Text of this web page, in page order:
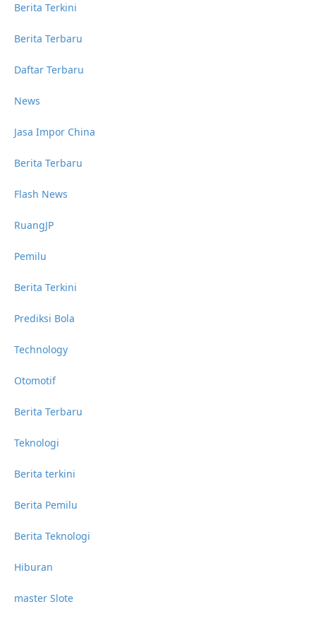
Berita Terkini
Berita Terbaru
Daftar Terbaru
News
Jasa Impor China
Berita Terbaru
Flash News
RuangJP
Pemilu
Berita Terkini
Prediksi Bola
Technology
Otomotif
Berita Terbaru
Teknologi
Berita terkini
Berita Pemilu
Berita Teknologi
Hiburan
master Slote